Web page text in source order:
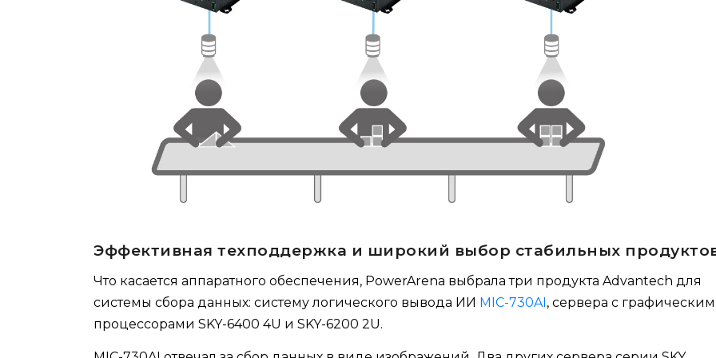
Эффективная техподдержка и широкий выбор стабильных
Что касается аппаратного обеспечения, PowerArena выбрала три продукта Advantech для
системы сбора данных: систему логического вывода ИИ MIC-730AI, сервера с
процессорами SKY-6400 4U и SKY-6200 2U.